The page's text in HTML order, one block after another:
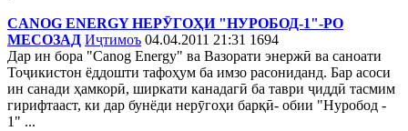
CANOG ENERGY НЕРӮГОҲИ "НУРОБОД-1"-РО
МЕСОЗАД Иҷтимоъ 04.04.2011 21:31 1694
Дар ин бора "Сanog Energy" ва Вазорати энержӣ ва саноати
Тоҷикистон ёддошти тафоҳум ба имзо расониданд. Бар асоси
ин санади ҳамкорӣ, ширкати канадагӣ ба таври ҷиддӣ тасмим
гирифтааст, ки дар бунёди нерӯгоҳи барқӣ- обии "Нуробод -
1" ...